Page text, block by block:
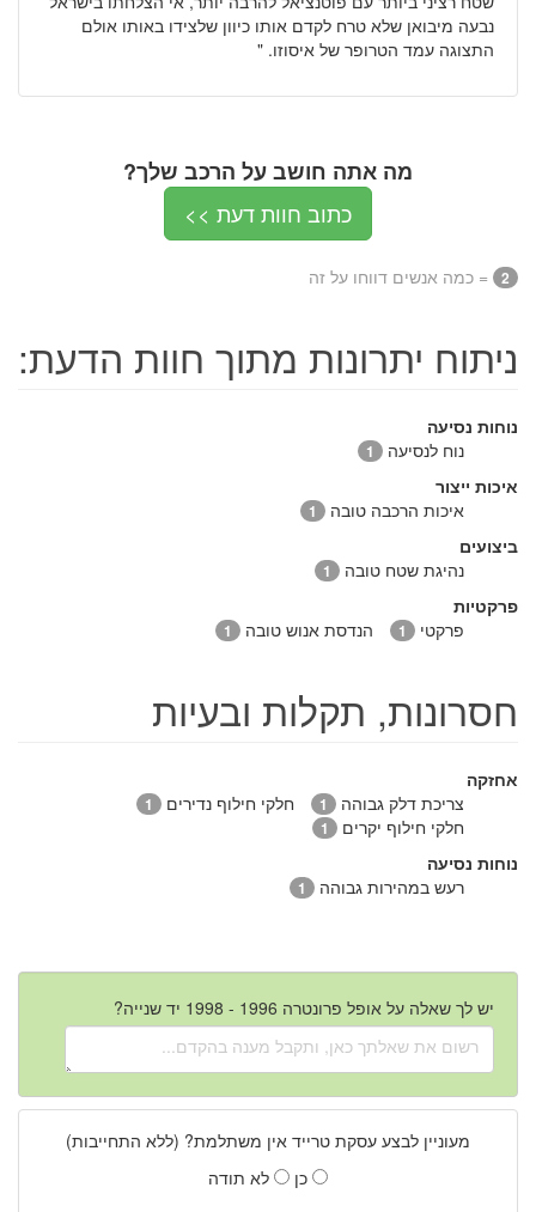
נבעה מיבואן שלא טרח לקדם אותו כיוון שלצידו באותו אולם
התצוגה עמד הטרופר של איסוזו. "
מה אתה חושב על הרכב שלך?
כתוב חוות דעת >>
2 = כמה אנשים דווחו על זה
ניתוח יתרונות מתוך חוות הדעת:
נוחות נסיעה
נוח לנסיעה
1
איכות ייצור
איכות הרכבה טובה
1
ביצועים
נהיגת שטח טובה
1
פרקטיות
פרקטי
1 הנדסת אנוש טובה 1
חסרונות, תקלות ובעיות
אחזקה
צריכת דלק גבוהה
1 חלקי חילוף נדירים 1
חלקי חילוף יקרים 1
נוחות נסיעה
רעש במהירות גבוהה
1
יש לך שאלה על אופל פרונטרה 1996 - 1998 יד שנייה?
מעוניין לבצע עסקת טרייד אין משתלמת? (ללא התחייבות)
כן
לא תודה